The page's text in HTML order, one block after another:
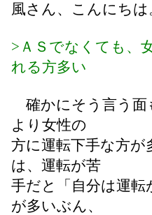
風さん、こんにちは
>ＡＳでなくても、
れる方多い
確かにそう言う面
より女性の
方に運転下手な方
は、運転が苦
手だと「自分は運転
が多いぶん、